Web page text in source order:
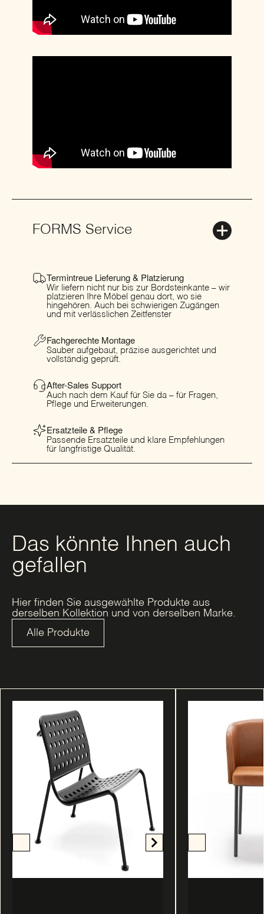
FORMS Service
Termintreue Lieferung & Platzierung
Wir liefern nicht nur bis zur Bordsteinkante – wir
platzieren Ihre Möbel genau dort, wo sie
hingehören. Auch bei schwierigen Zugängen
und mit verlässlichen Zeitfenster
Fachgerechte Montage
Sauber aufgebaut, präzise ausgerichtet und
vollständig geprüft.
After-Sales Support
Auch nach dem Kauf für Sie da – für Fragen,
Pflege und Erweiterungen.
Ersatzteile & Pflege
Passende Ersatzteile und klare Empfehlungen
für langfristige Qualität.
Das könnte Ihnen auch
gefallen
Hier finden Sie ausgewählte Produkte aus
derselben Kollektion und von derselben Marke.
Alle Produkte